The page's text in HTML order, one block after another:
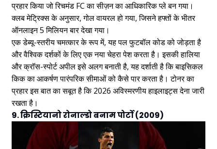
प्रहार किया जो रिचमंड FC का सीज़न का आधिकारिक प्ले बन गया।
क्लब मेट्रिक्स के अनुसार, गोल वायरल हो गया, जिसने हफ्तों के भीतर
ऑनलाइन 5 मिलियन बार देखा गया।
एक डेब्यू-स्तरीय चमत्कार के रूप में, यह पल फुटबॉल कोड को जोड़ता है
और वैश्विक दर्शकों के लिए एक नया चेहरा पेश करता है। इसकी हालिया
और क्रॉस-स्पोर्ट अपील इसे अलग बनाती है, यह दर्शाती है कि बाइसिकल
किक का आकर्षण पारंपरिक सीमाओं को कैसे पार करता है। टोनर का
प्रहार इस बात का सबूत है कि 2026 अविस्मरणीय हाइलाइट्स देना जारी
रखता है।
9. क्रिस्टियानो रोनाल्डो बनाम पोर्टो (2009)